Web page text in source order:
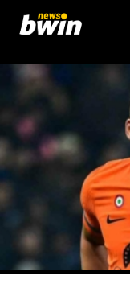
contenuto